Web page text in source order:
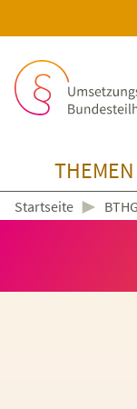
THEMEN
Startseite ►